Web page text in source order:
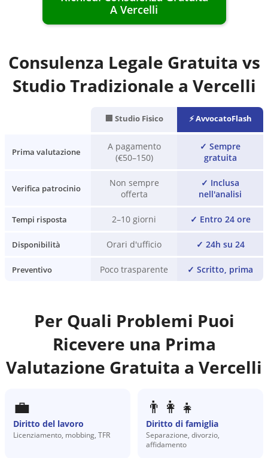
A Vercelli
Consulenza Legale Gratuita vs
Studio Tradizionale a Vercelli
🏢 Studio Fisico ⚡ AvvocatoFlash
Prima valutazione
A pagamento
(€50–150)
✓ Sempre
gratuita
Verifica patrocinio
Non sempre
offerta
✓ Inclusa
nell'analisi
Tempi risposta 2–10 giorni ✓ Entro 24 ore
Disponibilità Orari d'ufficio ✓ 24h su 24
Preventivo Poco trasparente ✓ Scritto, prima
Per Quali Problemi Puoi
Ricevere una Prima
Valutazione Gratuita a Vercelli
💼
Diritto del lavoro
Licenziamento, mobbing, TFR
👨‍👩‍👧
Diritto di famiglia
Separazione, divorzio,
affidamento